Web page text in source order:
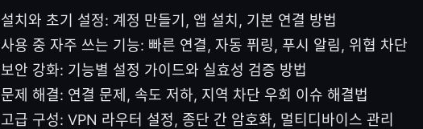
설치와 초기 설정: 계정 만들기, 앱 설치, 기본 연결 방법
사용 중 자주 쓰는 기능: 빠른 연결, 자동 퓌링, 푸시 알림, 위협 차단
보안 강화: 기능별 설정 가이드와 실효성 검증 방법
문제 해결: 연결 문제, 속도 저하, 지역 차단 우회 이슈 해결법
고급 구성: VPN 라우터 설정, 종단 간 암호화, 멀티디바이스 관리